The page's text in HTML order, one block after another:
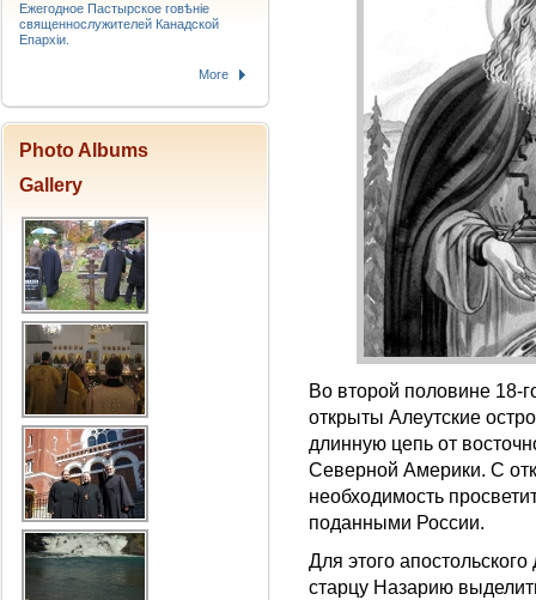
Во второй половине 18-
открыты Алеутские
длинную цепь от
Северной Америки. С
необходимость
поданными России.
Для этого
старцу Назарию
Ежегодное Пастырское говѣніе
священнослужителей Канадской
Епархіи.
More
Photo Albums
Gallery